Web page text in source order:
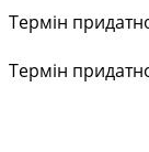
Термін
Термін